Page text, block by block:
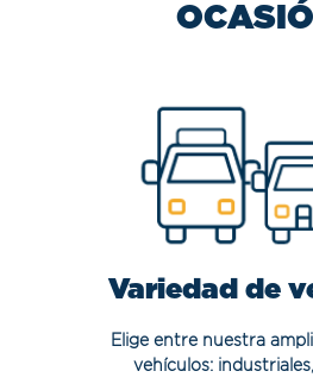
Variedad de
Elige entre nuestra
vehículos: